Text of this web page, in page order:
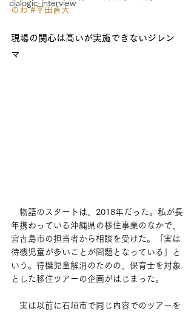
dialogic-interview
のわ #平田直大
現場の関心は高いが実施できないジレン
マ
物語のスタートは、2018年だった。私が長
年携わっている沖縄県の移住事業のなかで、
宮古島市の担当者から相談を受けた。「実は
待機児童が多いことが問題となっている」と
いう。待機児童解消のための、保育士を対象
とした移住ツアーの企画がはじまった。
実は以前に石垣市で同じ内容でのツアーを